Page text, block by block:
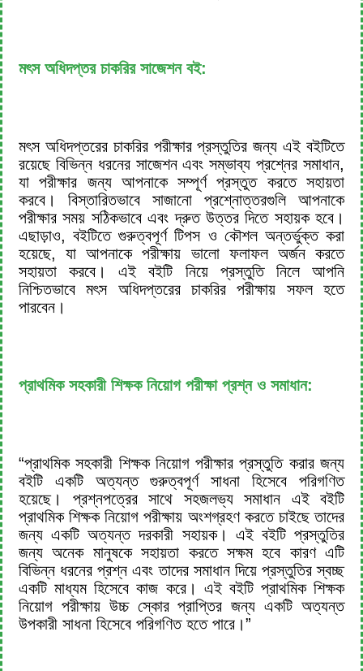
মৎস অধিদপ্তর চাকরির সাজেশন বই:
মৎস অধিদপ্তরের চাকরির পরীক্ষার প্রস্তুতির জন্য এই বইটিতে
রয়েছে বিভিন্ন ধরনের সাজেশন এবং সম্ভাব্য প্রশ্নের সমাধান,
যা পরীক্ষার জন্য আপনাকে সম্পূর্ণ প্রস্তুত করতে সহায়তা
করবে। বিস্তারিতভাবে সাজানো প্রশ্নোত্তরগুলি আপনাকে
পরীক্ষার সময় সঠিকভাবে এবং দ্রুত উত্তর দিতে সহায়ক হবে।
এছাড়াও, বইটিতে গুরুত্বপূর্ণ টিপস ও কৌশল অন্তর্ভুক্ত করা
হয়েছে, যা আপনাকে পরীক্ষায় ভালো ফলাফল অর্জন করতে
সহায়তা করবে। এই বইটি নিয়ে প্রস্তুতি নিলে আপনি
নিশ্চিতভাবে মৎস অধিদপ্তরের চাকরির পরীক্ষায় সফল হতে
পারবেন।
প্রাথমিক সহকারী শিক্ষক নিয়োগ পরীক্ষা প্রশ্ন ও সমাধান:
“প্রাথমিক সহকারী শিক্ষক নিয়োগ পরীক্ষার প্রস্তুতি করার জন্য
বইটি একটি অত্যন্ত গুরুত্বপূর্ণ সাধনা হিসেবে পরিগণিত
হয়েছে। প্রশ্নপত্রের সাথে সহজলভ্য সমাধান এই বইটি
প্রাথমিক শিক্ষক নিয়োগ পরীক্ষায় অংশগ্রহণ করতে চাইছে তাদের
জন্য একটি অত্যন্ত দরকারী সহায়ক। এই বইটি প্রস্তুতির
জন্য অনেক মানুষকে সহায়তা করতে সক্ষম হবে কারণ এটি
বিভিন্ন ধরনের প্রশ্ন এবং তাদের সমাধান দিয়ে প্রস্তুতির স্বচ্ছ
একটি মাধ্যম হিসেবে কাজ করে। এই বইটি প্রাথমিক শিক্ষক
নিয়োগ পরীক্ষায় উচ্চ স্কোর প্রাপ্তির জন্য একটি অত্যন্ত
উপকারী সাধনা হিসেবে পরিগণিত হতে পারে।”